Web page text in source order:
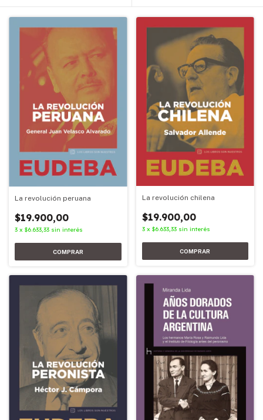
La revolución peruana
$19.900,00
3 x $6.633,33 sin interés
La revolución chilena
$19.900,00
3 x $6.633,33 sin interés